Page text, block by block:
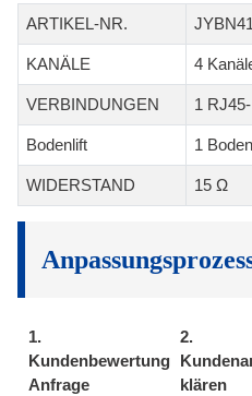
ARTIKEL-NR.
KANÄLE 4
VERBINDUNGEN 1
Bodenlift 1
WIDERSTAND 15 Ω
1.
Kundenbewertung
Anfrage
2.
klären